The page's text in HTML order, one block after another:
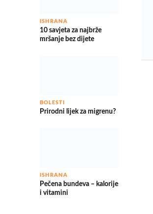
ISHRANA
10 savjeta za najbrže
mršanje bez dijete
BOLESTI
Prirodni lijek za migrenu?
ISHRANA
Pečena bundeva – kalorije
i vitamini